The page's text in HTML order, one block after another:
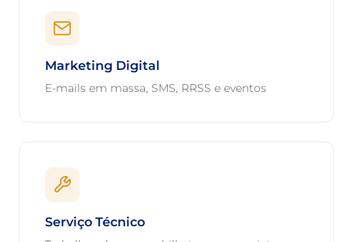
Marketing Digital
E-mails em massa, SMS, RRSS e eventos
Serviço Técnico